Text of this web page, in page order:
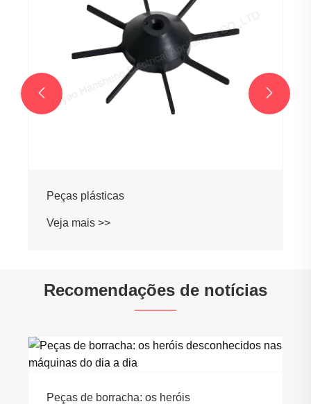
 
Recomendações de notícias
borracha industriais personalizadas